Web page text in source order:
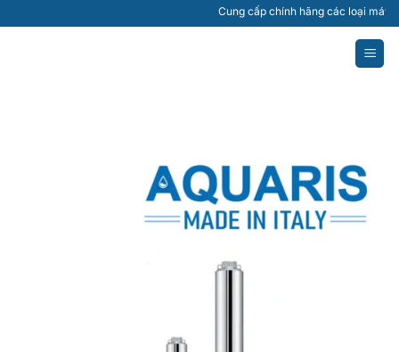
qua
Cung cấp chính hãng các loại máy bơm